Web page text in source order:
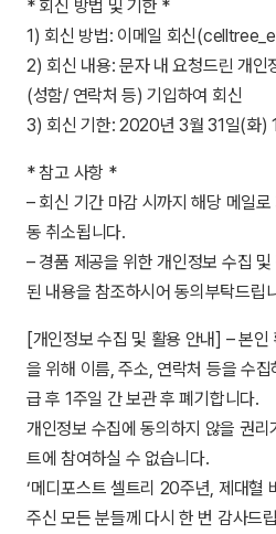
* 회신 방법 및 기한 *
1) 회신 방법: 이메일 회신
2) 회신 내용: 문자 내 요청드린 개인
(성함/ 연락처 등) 기입하여 회신
3) 회신 기한: 2020년 3월 31일(화)
* 참고 사항 *
– 회신 기간 마감 시까지 해당 메일
동 취소됩니다.
– 경품 제공을 위한 개인정보 수집 및
된 내용을 참조하시어 동의부탁드립
[개인정보 수집 및 활용 안내] – 본인
을 위해 이름, 주소, 연락처 등을 수집
급 후 1주일 간 보관 후 폐기합니다.
개인정보 수집에 동의하지 않을 권
트에 참여하실 수 없습니다.
‘메디포스트 셀트리 20주년, 제대혈
주신 모든 분들께 다시 한 번 감사드